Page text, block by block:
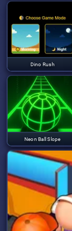
Dino Rush
Neon Ball Slope